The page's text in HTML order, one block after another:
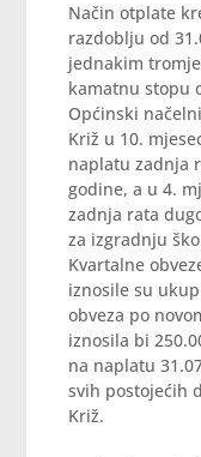
Način otplate
razdoblju od
jednakim
kamatnu stopu
Općinski
Križ u 10.
naplatu zadnja
godine, a u 4.
zadnja rata
za izgradnju
Kvartalne
iznosile su
obveza po
iznosila bi
na naplatu
svih postojećih
Križ.